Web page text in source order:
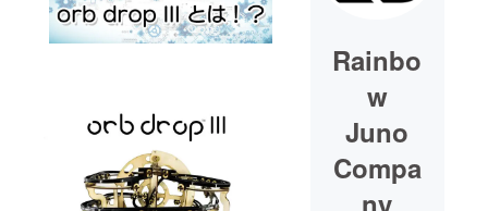
Rainbo
w
Juno
Compa
ny